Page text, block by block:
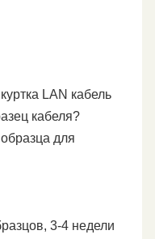
LAN кабель
кабеля?
для
3-4 недели